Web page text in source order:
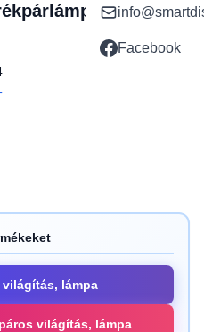
Facebook
világítás, lámpa
világítás, lámpa